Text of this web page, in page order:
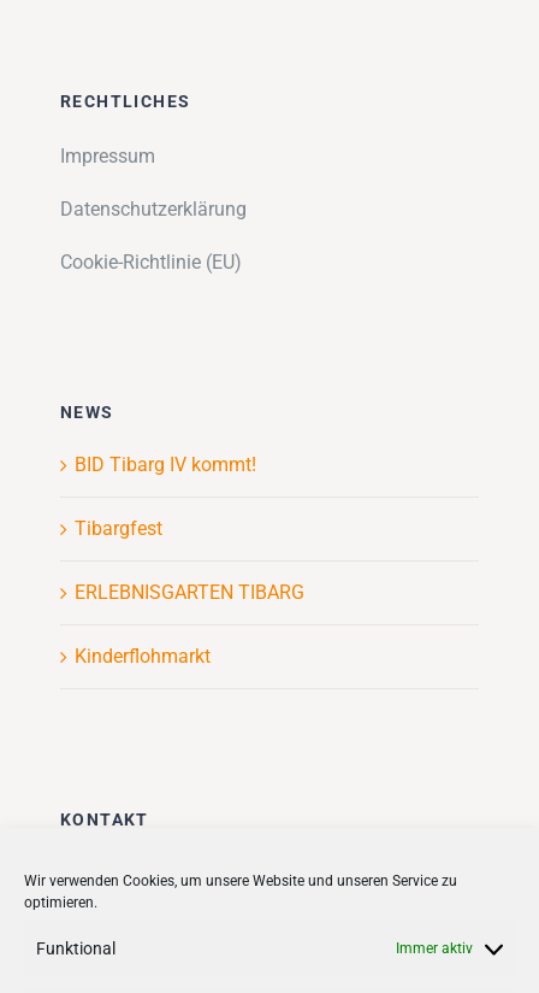
Wir verwenden Cookies, um unsere Website und unseren Service zu
optimieren.
Funktional Immer aktiv
RECHTLICHES
Impressum
Datenschutzerklärung
Cookie-Richtlinie (EU)
NEWS
BID Tibarg IV kommt!
Tibargfest
ERLEBNISGARTEN TIBARG
Kinderflohmarkt
KONTAKT
Stadt + Handel City- und
Quartiersmanagement